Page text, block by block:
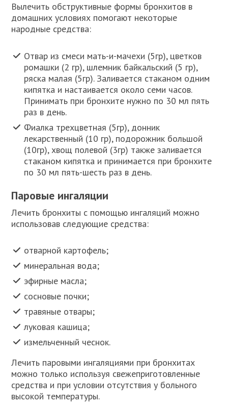
Вылечить обструктивные формы бронхитов в
домашних условиях помогают некоторые
народные средства:
Отвар из смеси мать-и-мачехи (5гр), цветков
ромашки (2 гр), шлемник байкальский (5 гр),
ряска малая (5гр). Заливается стаканом одним
кипятка и настаивается около семи часов.
Принимать при бронхите нужно по 30 мл пять
раз в день.
Фиалка трехцветная (5гр), донник
лекарственный (10 гр), подорожник большой
(10гр), хвощ полевой (3гр) также заливается
стаканом кипятка и принимается при бронхите
по 30 мл пять-шесть раз в день.
Паровые ингаляции
Лечить бронхиты с помощью ингаляций можно
использовав следующие средства:
отварной картофель;
минеральная вода;
эфирные масла;
сосновые почки;
травяные отвары;
луковая кашица;
измельченный чеснок.
Лечить паровыми ингаляциями при бронхитах
можно только используя свежеприготовленные
средства и при условии отсутствия у больного
высокой температуры.